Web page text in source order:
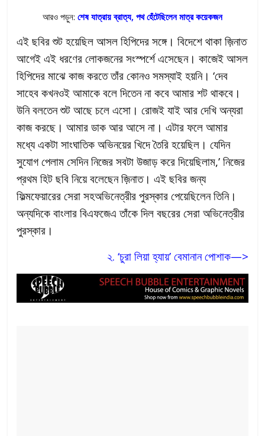
আরও পড়ুন: শেষ যাত্রায় ব্রাত্য, পথ হেঁটেছিলেন মাত্র কয়েকজন
এই ছবির শুট হয়েছিল আসল হিপিদের সঙ্গে। বিদেশে থাকা জ়িনাত
আগেই এই ধরণের লোকজনের সংস্পর্শে এসেছেন। কাজেই আসল
হিপিদের মাঝে কাজ করতে তাঁর কোনও সমস্যাই হয়নি। ‘দেব
সাহেব কখনওই আমাকে বলে দিতেন না কবে আমার শট থাকবে।
উনি বলতেন শুট আছে চলে এসো। রোজই যাই আর দেখি অন্যরা
কাজ করছে। আমার ডাক আর আসে না। এটার ফলে আমার
মধ্যে একটা সাংঘাতিক অভিনয়ের খিদে তৈরি হয়েছিল। যেদিন
সুযোগ পেলাম সেদিন নিজের সবটা উজাড় করে দিয়েছিলাম,’ নিজের
প্রথম হিট ছবি নিয়ে বলেছেন জ়িনাত। এই ছবির জন্য
ফিল্মফেয়ারের সেরা সহঅভিনেত্রীর পুরস্কার পেয়েছিলেন তিনি।
অন্যদিকে বাংলার বিএফজেএ তাঁকে দিল বছরের সেরা অভিনেত্রীর
পুরস্কার।
২. ‘চুরা লিয়া হ্যায়’ বেমানান পোশাক—>